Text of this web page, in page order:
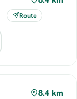
Route
8.4 km